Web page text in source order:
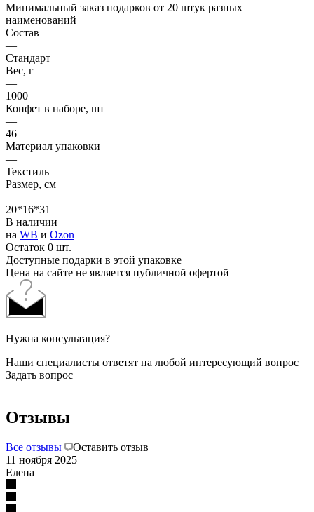
Минимальный заказ подарков от 20 штук разных
наименований
Состав
—
Стандарт
Вес, г
—
1000
Конфет в наборе, шт
—
46
Материал упаковки
—
Текстиль
Размер, см
—
20*16*31
В наличии
на WB и Ozon
Остаток 0 шт.
Доступные подарки в этой упаковке
Цена на сайте не является публичной офертой
Нужна консультация?
Наши специалисты ответят на любой интересующий вопрос
Задать вопрос
Отзывы
Все отзывы
Оставить отзыв
11 ноября 2025
Елена